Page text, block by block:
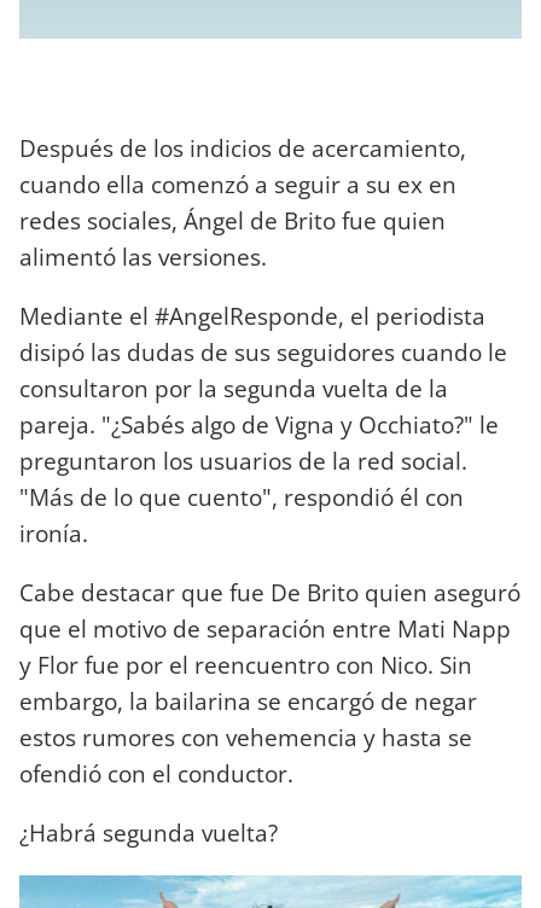
Después de los indicios de acercamiento,
cuando ella comenzó a seguir a su ex en
redes sociales, Ángel de Brito fue quien
alimentó las versiones.
Mediante el #AngelResponde, el periodista
disipó las dudas de sus seguidores cuando le
consultaron por la segunda vuelta de la
pareja. "¿Sabés algo de Vigna y Occhiato?" le
preguntaron los usuarios de la red social.
"Más de lo que cuento", respondió él con
ironía.
Cabe destacar que fue De Brito quien aseguró
que el motivo de separación entre Mati Napp
y Flor fue por el reencuentro con Nico. Sin
embargo, la bailarina se encargó de negar
estos rumores con vehemencia y hasta se
ofendió con el conductor.
¿Habrá segunda vuelta?